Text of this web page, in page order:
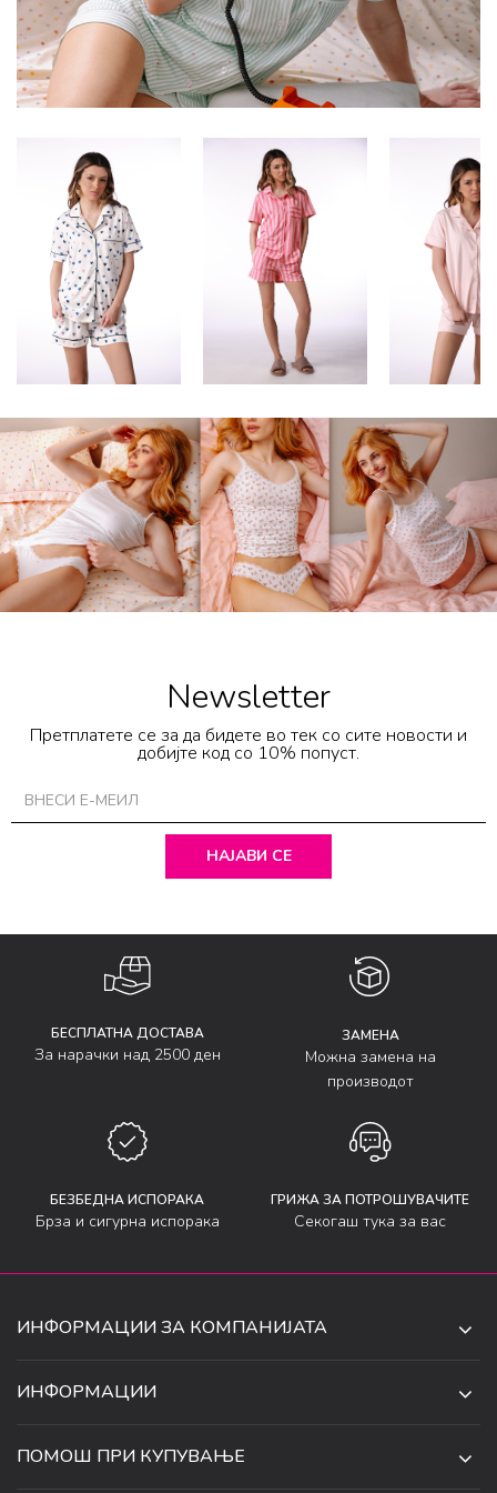
Newsletter
Претплатете се за да бидете во тек со сите новости и
добијте код со 10% попуст.
НАЈАВИ СЕ
БЕСПЛАТНА ДОСТАВА
За нарачки над 2500 ден
ЗАМЕНА
Можна замена на
производот
БЕЗБЕДНА ИСПОРАКА
Брза и сигурна испорака
ГРИЖА ЗА ПОТРОШУВАЧИТЕ
Секогаш тука за вас
ИНФОРМАЦИИ ЗА КОМПАНИЈАТА
СКОПЈЕ, МАКЕДОНИЈА
ИНФОРМАЦИИ
ПОМОШ ПРИ КУПУВАЊЕ